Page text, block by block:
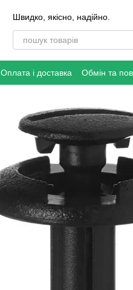
Швидко, якісно, надійно.
Оплата і доставка Обмін та